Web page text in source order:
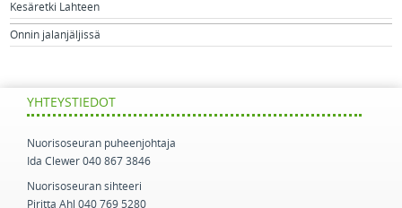
Kesäretki Lahteen
Onnin jalanjäljissä
YHTEYSTIEDOT
Nuorisoseuran puheenjohtaja
Ida Clewer 040 867 3846
Nuorisoseuran sihteeri
Piritta Ahl 040 769 5280